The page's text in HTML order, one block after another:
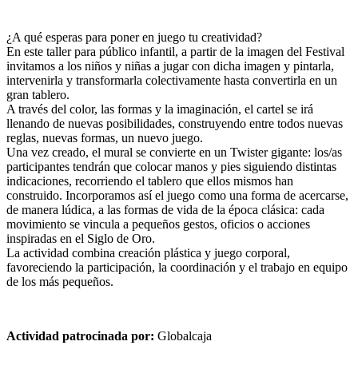
¿A qué esperas para poner en juego tu creatividad?
En este taller para público infantil, a partir de la imagen del Festival
invitamos a los niños y niñas a jugar con dicha imagen y pintarla,
intervenirla y transformarla colectivamente hasta convertirla en un
gran tablero.
A través del color, las formas y la imaginación, el cartel se irá
llenando de nuevas posibilidades, construyendo entre todos nuevas
reglas, nuevas formas, un nuevo juego.
Una vez creado, el mural se convierte en un Twister gigante: los/as
participantes tendrán que colocar manos y pies siguiendo distintas
indicaciones, recorriendo el tablero que ellos mismos han
construido. Incorporamos así el juego como una forma de acercarse,
de manera lúdica, a las formas de vida de la época clásica: cada
movimiento se vincula a pequeños gestos, oficios o acciones
inspiradas en el Siglo de Oro.
La actividad combina creación plástica y juego corporal,
favoreciendo la participación, la coordinación y el trabajo en equipo
de los más pequeños.
Actividad patrocinada por: Globalcaja